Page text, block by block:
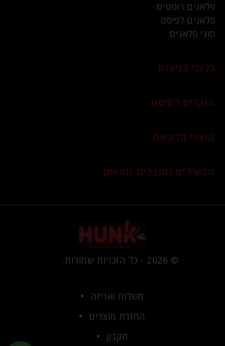
פלאגים רוטטים
פלאגים לפיסט
סוגי פלאגים
כלובי צניעות
מוצרים לפיסט
מוצרי הלבשה
תכשירים ומוצרים נוספים
© 2026 - כל הזכויות שמורות.
משלוח ואריזה
החזרת מוצרים
תקנון